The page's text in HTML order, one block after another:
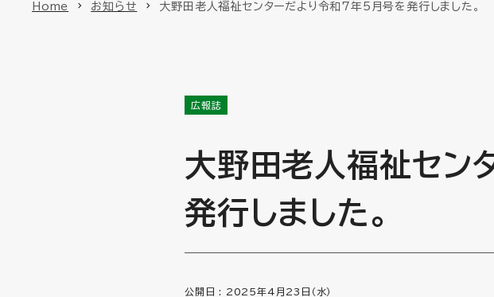
Home お知らせ 大野田老人福祉センターだより令和7年5月号を発行しました。
広報誌
大野田老人福祉セン
発行しました。
公開日 : 2025年4月23日（水）